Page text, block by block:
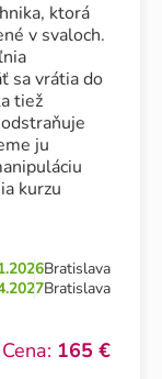
ktorá
v svaloch.
sa vrátia do
tiež
ju
kurzu
Bratislava
Bratislava
Cena: 165 €